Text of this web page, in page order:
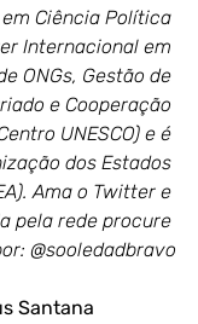
Ciência Política
Internacional em
ONGs, Gestão de
e Cooperação
UNESCO) e é
dos Estados
Ama o Twitter e
pela rede procure
@sooledadbravo
Santana